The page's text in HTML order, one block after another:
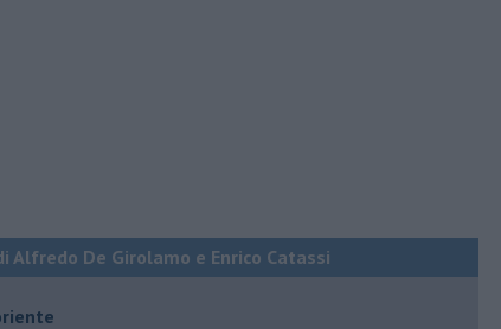
Alfredo De Girolamo e Enrico Catassi